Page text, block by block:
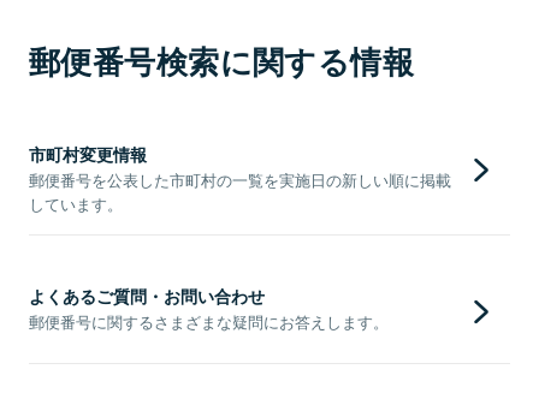
郵便番号検索に関する情報
市町村変更情報
郵便番号を公表した市町村の一覧を実施日の新しい順に掲載
しています。
よくあるご質問・お問い合わせ
郵便番号に関するさまざまな疑問にお答えします。